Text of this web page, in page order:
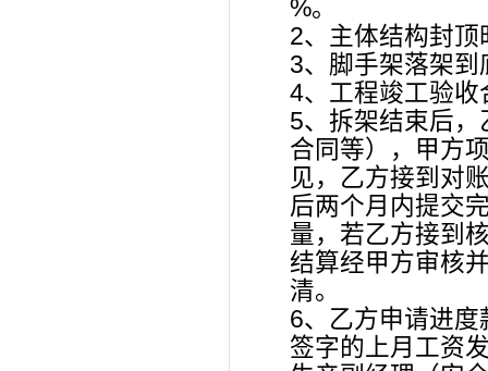
%。
2、主体结构封
3、脚手架落架
4、工程竣工验
5、拆架结束后
合同等），甲方
见，乙方接到对
后两个月内提交
量，若乙方接到
结算经甲方审核
清。
6、乙方申请进
签字的上月工资